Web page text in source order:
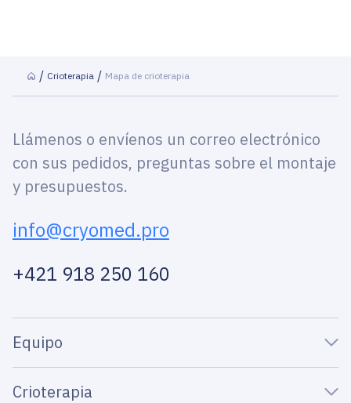
Crioterapia Mapa de crioterapia
Llámenos o envíenos un correo electrónico
con sus pedidos, preguntas sobre el montaje
y presupuestos.
info@cryomed.pro
+421 918 250 160
Equipo
Crioterapia